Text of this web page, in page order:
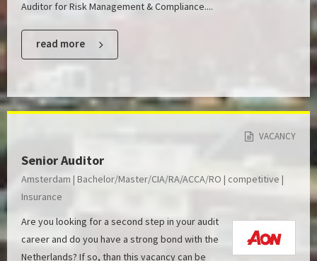
Auditor for Risk Management & Compliance....
read more
VACANCY
Senior Auditor
Amsterdam | Bachelor/Master/CIA/RA/ACCA/RO | competitive |
Insurance
Are you looking for a second step in your audit
career and do you have a strong bond with the
Netherlands? If so, than this vacancy can be